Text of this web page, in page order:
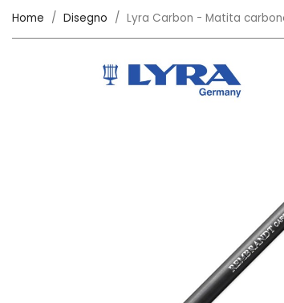
Home Disegno Lyra Carbon - Matita